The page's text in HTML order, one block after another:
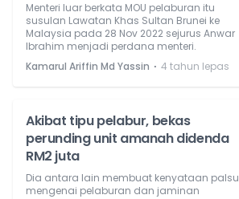
Menteri luar berkata MOU pelaburan itu
susulan Lawatan Khas Sultan Brunei ke
Malaysia pada 28 Nov 2022 sejurus Anwar
Ibrahim menjadi perdana menteri.
Kamarul Ariffin Md Yassin ⋅ 4 tahun lepas
Akibat tipu pelabur, bekas
perunding unit amanah didenda
RM2 juta
Dia antara lain membuat kenyataan palsu
mengenai pelaburan dan jaminan